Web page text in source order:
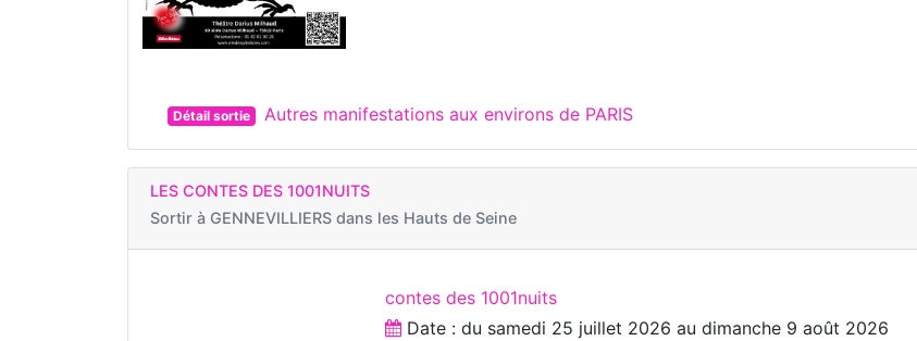
Détail sortie Autres manifestations aux environs de PARIS
LES CONTES DES 1001NUITS
Sortir à GENNEVILLIERS dans les Hauts de Seine
contes des 1001nuits
Date : du samedi 25 juillet 2026 audimanche 9 août 2026